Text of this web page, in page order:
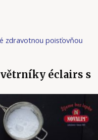
zdravotnou poisťovňou
éclairs s